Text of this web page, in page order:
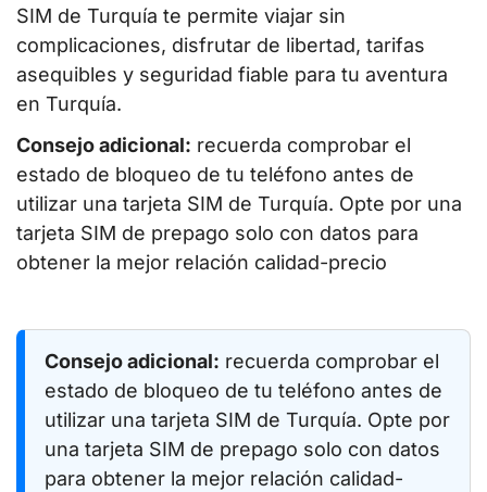
SIM de Turquía te permite viajar sin
complicaciones, disfrutar de libertad, tarifas
asequibles y seguridad fiable para tu aventura
en Turquía.
Consejo adicional: recuerda comprobar el
estado de bloqueo de tu teléfono antes de
utilizar una tarjeta SIM de Turquía. Opte por una
tarjeta SIM de prepago solo con datos para
obtener la mejor relación calidad-precio
Consejo adicional: recuerda comprobar el
estado de bloqueo de tu teléfono antes de
utilizar una tarjeta SIM de Turquía. Opte por
una tarjeta SIM de prepago solo con datos
para obtener la mejor relación calidad-